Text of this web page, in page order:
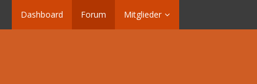
Dashboard Forum Mitglieder